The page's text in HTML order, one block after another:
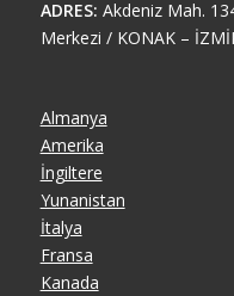
ADRES: Akdeniz Mah.
Merkezi / KONAK –
Almanya
Amerika
İngiltere
Yunanistan
İtalya
Fransa
Kanada